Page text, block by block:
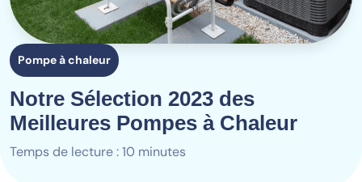
Pompe à chaleur
Notre Sélection 2023 des
Meilleures Pompes à Chaleur
Temps de lecture : 10 minutes